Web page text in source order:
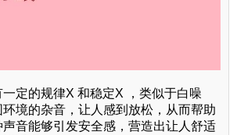
定的规律X 和稳定X ，类似于白噪
境的杂音，让人感到放松，从而帮助
声音能够引发安全感，营造出让人舒适